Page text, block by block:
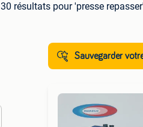
30 résultats pour 'presse repasser'
Sauvegarder